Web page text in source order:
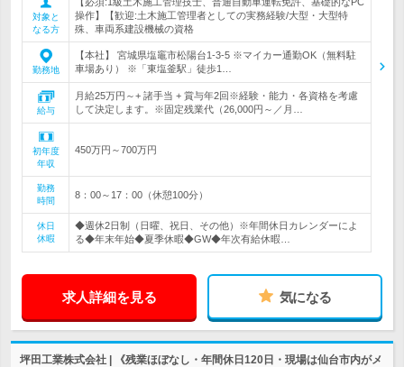
対象と
なる方
操作】【歓迎:土木施工管理者としての実務経験/大型・大型特
殊、車両系建設機械の資格
勤務地
【本社】 宮城県塩竈市松陽台1-3-5 ※マイカー通勤OK（無料駐
車場あり） ※「東塩釜駅」徒歩1…
給与
月給25万円～+ 諸手当 + 賞与年2回※経験・能力・各資格を考慮
して決定します。※固定残業代（26,000円～／月…
初年度
年収
450万円～700万円
勤務
時間
8：00～17：00（休憩100分）
休日
休暇
◆週休2日制（日曜、祝日、その他）※年間休日カレンダーによ
る◆年末年始◆夏季休暇◆GW◆年次有給休暇…
求人詳細を見る 気になる
坪田工業株式会社 | 《残業ほぼなし・年間休日120日・現場は仙台市内がメ